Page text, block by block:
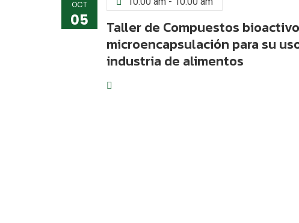
OCT
05
Taller de Compuestos
microencapsulación para su
industria de alimentos